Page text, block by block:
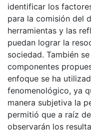
identificar los
para la comisión del
herramientas y las
puedan lograr la
sociedad. También
componentes
enfoque se ha
fenomenológico, ya
manera subjetiva la
permitió que a raíz
observarán los